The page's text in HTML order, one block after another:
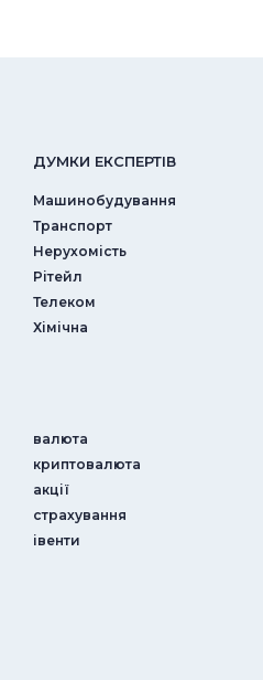
ДУМКИ ЕКСПЕРТIВ
Машинобудування
Транспорт
Нерухомість
Рітейл
Телеком
Хімічна
валюта
криптовалюта
акції
страхування
iвенти